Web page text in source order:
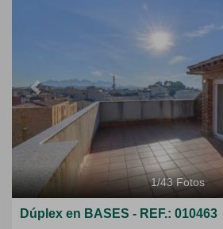
1/43Fotos
Dúplex en BASES - REF.: 010463